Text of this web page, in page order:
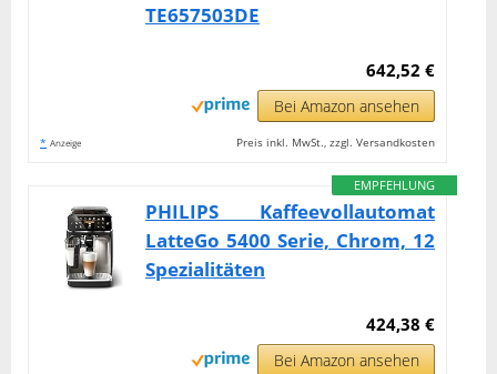
TE657503DE
642,52 €
Bei Amazon ansehen
* Anzeige Preis inkl. MwSt., zzgl. Versandkosten
EMPFEHLUNG
PHILIPS Kaffeevollautomat
LatteGo 5400 Serie, Chrom, 12
Spezialitäten
424,38 €
Bei Amazon ansehen